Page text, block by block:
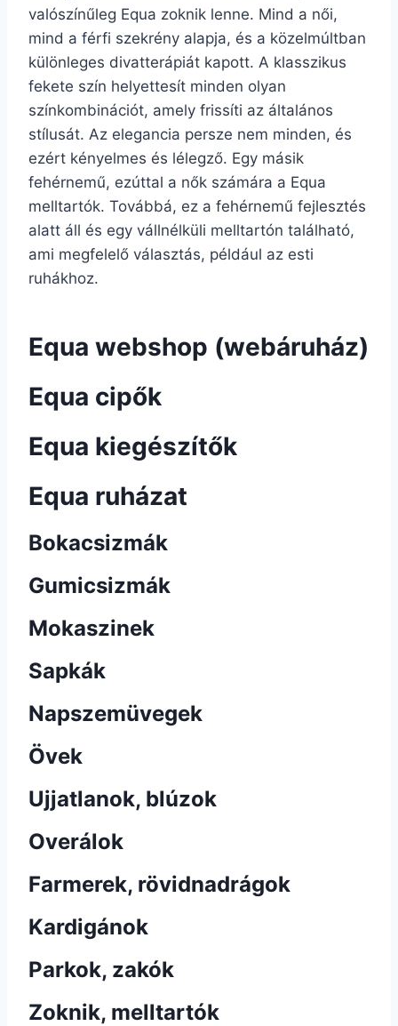
valószínűleg Equa zoknik lenne. Mind a női,
mind a férfi szekrény alapja, és a közelmúltban
különleges divatterápiát kapott. A klasszikus
fekete szín helyettesít minden olyan
színkombinációt, amely frissíti az általános
stílusát. Az elegancia persze nem minden, és
ezért kényelmes és lélegző. Egy másik
fehérnemű, ezúttal a nők számára a Equa
melltartók. Továbbá, ez a fehérnemű fejlesztés
alatt áll és egy vállnélküli melltartón található,
ami megfelelő választás, például az esti
ruhákhoz.
Equa webshop (webáruház)
Equa cipők
Equa kiegészítők
Equa ruházat
Bokacsizmák
Gumicsizmák
Mokaszinek
Sapkák
Napszemüvegek
Övek
Ujjatlanok, blúzok
Overálok
Farmerek, rövidnadrágok
Kardigánok
Parkok, zakók
Zoknik, melltartók